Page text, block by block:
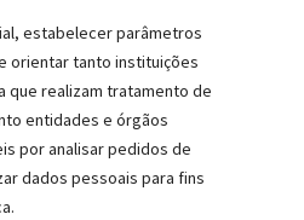
estabelecer parâmetros
orientar tanto instituições
que realizam tratamento de
entidades e órgãos
por analisar pedidos de
dados pessoais para fins